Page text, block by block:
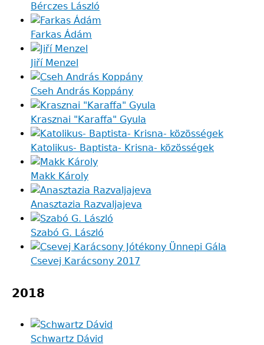
Bérczes László
Farkas Ádám
Jiří Menzel
Cseh András Koppány
Krasznai "Karaffa" Gyula
Katolikus- Baptista- Krisna- közösségek
Makk Károly
Anasztazia Razvaljajeva
Szabó G. László
Csevej Karácsony 2017
2018
Schwartz Dávid